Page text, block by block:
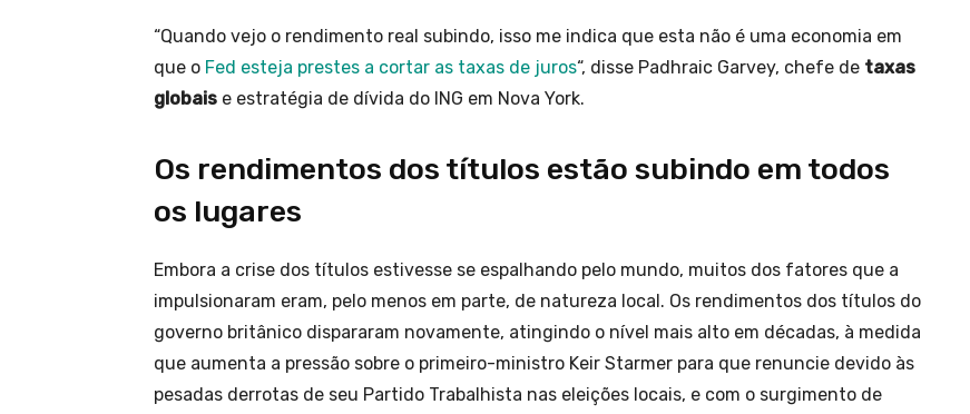
“Quando vejo o rendimento real subindo, isso me indica que esta não é uma economia em
que o Fed esteja prestes a cortar as taxas de juros“, disse Padhraic Garvey, chefe de taxas
globais e estratégia de dívida do ING em Nova York.
Os rendimentos dos títulos estão subindo em todos
os lugares
Embora a crise dos títulos estivesse se espalhando pelo mundo, muitos dos fatores que a
impulsionaram eram, pelo menos em parte, de natureza local. Os rendimentos dos títulos do
governo britânico dispararam novamente, atingindo o nível mais alto em décadas, à medida
que aumenta a pressão sobre o primeiro-ministro Keir Starmer para que renuncie devido às
pesadas derrotas de seu Partido Trabalhista nas eleições locais, e com o surgimento de